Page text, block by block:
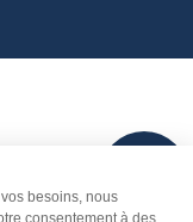
FANFOUÉ